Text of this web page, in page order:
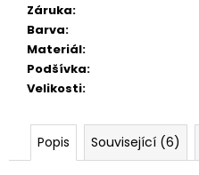
Záruka:
Barva:
Materiál:
Podšívka:
Velikosti:
Popis Související (6)